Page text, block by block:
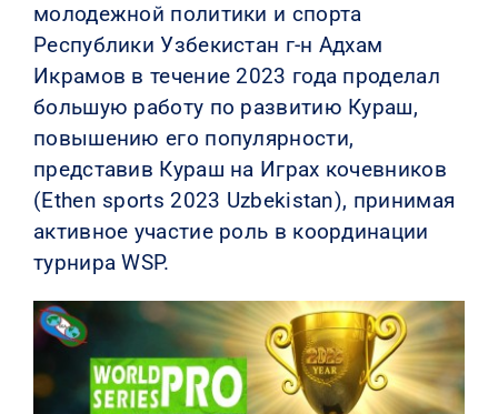
молодежной политики и спорта
Республики Узбекистан г-н Адхам
Икрамов в течение 2023 года проделал
большую работу по развитию Кураш,
повышению его популярности,
представив Кураш на Играх кочевников
(Ethen sports 2023 Uzbekistan), принимая
активное участие роль в координации
турнира WSP.